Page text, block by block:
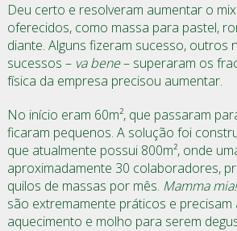
Deu certo e resolveram aumentar o
oferecidos, como massa para pastel,
diante. Alguns fizeram sucesso, outros
sucessos – va bene– superaram os
física da empresa precisou aumentar.
No início eram 60m², que passaram
ficaram pequenos. A solução foi
que atualmente possui 800m², onde
aproximadamente 30 colaboradores,
quilos de massas por mês. Mamma mia!
são extremamente práticos e precisam
aquecimento e molho para serem